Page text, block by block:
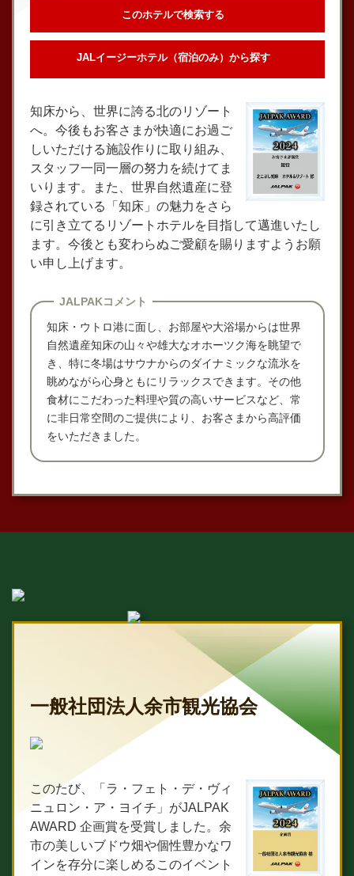
このホテルで検索する
JALイージーホテル（宿泊のみ）から探す
知床から、世界に誇る北のリゾート
へ。今後もお客さまが快適にお過ご
しいただける施設作りに取り組み、
スタッフ一同一層の努力を続けてま
いります。また、世界自然遺産に登
録されている「知床」の魅力をさら
に引き立てるリゾートホテルを目指して邁進いたし
ます。今後とも変わらぬご愛顧を賜りますようお願
い申し上げます。
JALPAKコメント
知床・ウトロ港に面し、お部屋や大浴場からは世界
自然遺産知床の山々や雄大なオホーツク海を眺望で
き、特に冬場はサウナからのダイナミックな流氷を
眺めながら心身ともにリラックスできます。その他
食材にこだわった料理や質の高いサービスなど、常
に非日常空間のご提供により、お客さまから高評価
をいただきました。
一般社団法人余市観光協会
このたび、「ラ・フェト・デ・ヴィ
ニュロン・ア・ヨイチ」がJALPAK
AWARD 企画賞を受賞しました。余
市の美しいブドウ畑や個性豊かなワ
インを存分に楽しめるこのイベント